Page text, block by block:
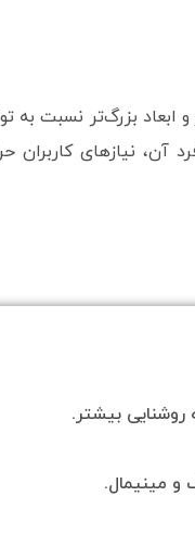
ابعاد بزرگ‌تر نسبت به
آن، نیازهای کاربران